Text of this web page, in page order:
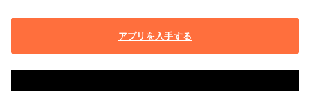
アプリを入手する